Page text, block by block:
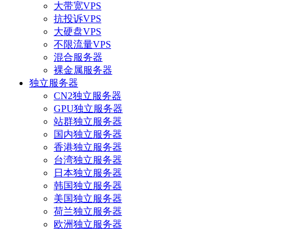
大带宽VPS
抗投诉VPS
大硬盘VPS
不限流量VPS
混合服务器
裸金属服务器
独立服务器
CN2独立服务器
GPU独立服务器
站群独立服务器
国内独立服务器
香港独立服务器
台湾独立服务器
日本独立服务器
韩国独立服务器
美国独立服务器
荷兰独立服务器
欧洲独立服务器